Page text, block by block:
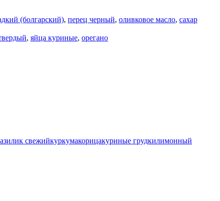
(болгарский), перец черный, оливковое масло, сахар
, яйца куриные, орегано
свежийкуркумакорицакуриные грудкилимонный